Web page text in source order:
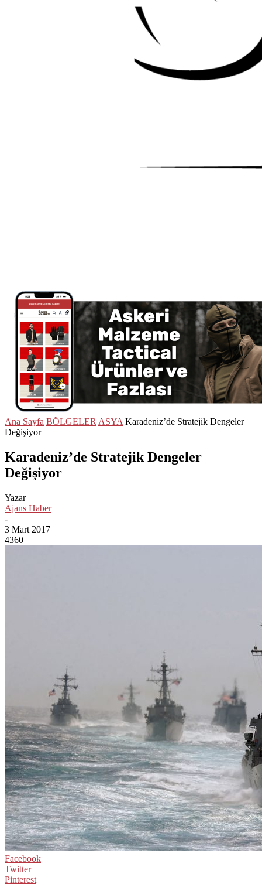
Ana Sayfa BÖLGELER ASYA Karadeniz’de Stratejik Dengeler
Değişiyor
Karadeniz’de Stratejik Dengeler
Değişiyor
Yazar
Ajans Haber
-
3 Mart 2017
4360
Facebook
Twitter
Pinterest